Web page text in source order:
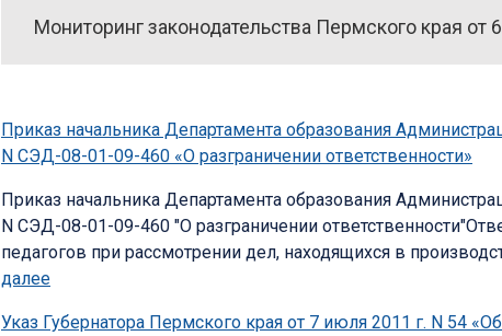
Мониторинг законодательства Пермского края от 6
Приказ начальника Департамента образования
N СЭД-08-01-09-460 «О разграничении ответственности»
Приказ начальника Департамента образования
N СЭД-08-01-09-460 "О разграничении
педагогов при рассмотрении дел, находящихся в
далее
Указ Губернатора Пермского края от 7 июля 2011 г. N 54